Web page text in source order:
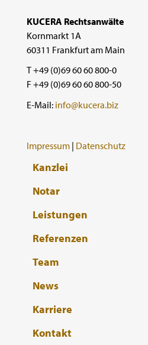
KUCERA Rechtsanwälte
Kornmarkt 1A
60311 Frankfurt am Main
T +49 (0)69 60 60 800-0
F +49 (0)69 60 60 800-50
E-Mail: info@kucera.biz
Impressum | Datenschutz
Kanzlei
Notar
Leistungen
Referenzen
Team
News
Karriere
Kontakt